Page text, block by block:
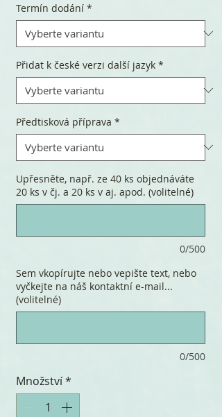
Termín dodání *
Přidat k české verzi další jazyk *
Předtisková příprava *
Upřesněte, např. ze 40 ks objednáváte
20 ks v čj. a 20 ks v aj. apod. (volitelné)
0/500
Sem vkopírujte nebo vepište text, nebo
vyčkejte na náš kontaktní e-mail...
(volitelné)
0/500
Množství*